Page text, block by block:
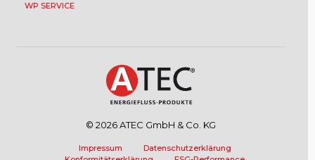
WP SERVICE
© 2026 ATEC GmbH & Co. KG
Impressum
Datenschutzerklärung